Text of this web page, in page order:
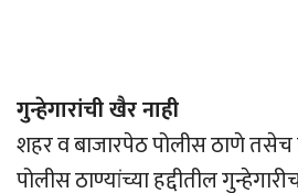
गुन्हेगारांची खैर नाही
शहर व बाजारपेठ पोलीस ठाणे तसेच
पोलीस ठाण्यांच्या हद्दीतील